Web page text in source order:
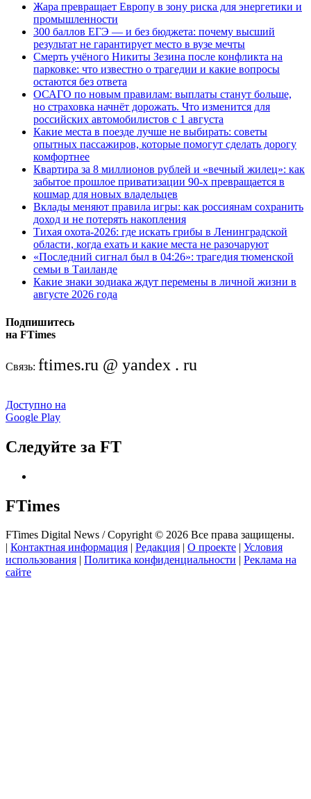
Жара превращает Европу в зону риска для энергетики и
промышленности
300 баллов ЕГЭ — и без бюджета: почему высший
результат не гарантирует место в вузе мечты
Смерть учёного Никиты Зезина после конфликта на
парковке: что известно о трагедии и какие вопросы
остаются без ответа
ОСАГО по новым правилам: выплаты станут больше,
но страховка начнёт дорожать. Что изменится для
российских автомобилистов с 1 августа
Какие места в поезде лучше не выбирать: советы
опытных пассажиров, которые помогут сделать дорогу
комфортнее
Квартира за 8 миллионов рублей и «вечный жилец»: как
забытое прошлое приватизации 90-х превращается в
кошмар для новых владельцев
Вклады меняют правила игры: как россиянам сохранить
доход и не потерять накопления
Тихая охота-2026: где искать грибы в Ленинградской
области, когда ехать и какие места не разочаруют
«Последний сигнал был в 04:26»: трагедия тюменской
семьи в Таиланде
Какие знаки зодиака ждут перемены в личной жизни в
августе 2026 года
Подпишитесь
на FTimes
Связь: ftimes.ru @ yandex . ru
Доступно на
Google Play
Следуйте за FT
FTimes
FTimes Digital News / Copyright © 2026 Все права защищены.
Контактная информация Редакция О проекте
Условия
использования
Политика конфиденциальности
Реклама на
сайте